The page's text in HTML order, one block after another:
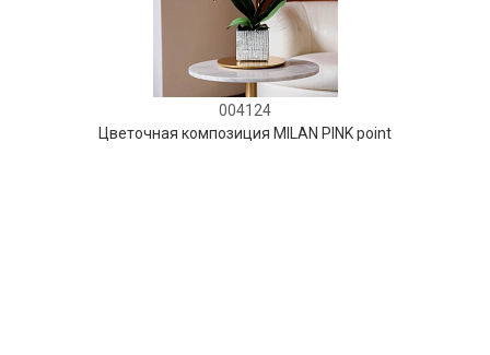
004124
Цветочная композиция MILAN PINK point